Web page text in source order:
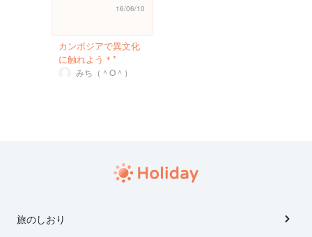
16/06/10
カンボジアで異文化
に触れよう＊*
みち（＾O＾）
旅のしおり